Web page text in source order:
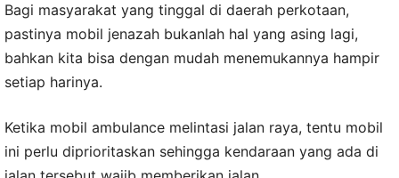
Bagi masyarakat yang tinggal di daerah perkotaan,
pastinya mobil jenazah bukanlah hal yang asing lagi,
bahkan kita bisa dengan mudah menemukannya hampir
setiap harinya.
Ketika mobil ambulance melintasi jalan raya, tentu mobil
ini perlu diprioritaskan sehingga kendaraan yang ada di